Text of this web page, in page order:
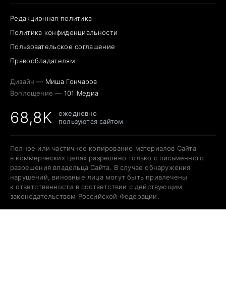
Редакционная политика
Политика конфиденциальности
Пользовательское соглашение
Правообладателям
Дизайн — Миша Гончаров
Воплощение — 101 Медиа
68,8K
ежедневно
пользуются сайтом
Полное или частичное копирование материалов Сайта
в коммерческих целях разрешено только с письменного
разрешения владельца Сайта. В случае обнаружения
нарушений, виновные лица могут быть привлечены
к ответственности в соответствии с действующим
законодательством Российской Федерации.